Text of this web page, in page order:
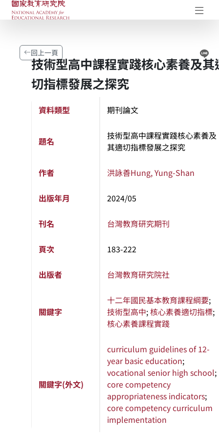
國家教育研究院-研究成果典藏庫
回上一頁
技術型高中課程實踐核心素養及其
切指標發展之探究
資料類型 期刊論文
題名
技術型高中課程實踐核心素養及
其適切指標發展之探究
作者 洪詠善Hung, Yung-Shan
出版年月 2024/05
刊名 台灣教育研究期刊
頁次 183-222
出版者 台灣教育研究院社
關鍵字
十二年國民基本教育課程綱要;
技術型高中;核心素養適切指標;
核心素養課程實踐
關鍵字(外文)
curriculum guidelines of 12-
year basic education;
vocational senior high school;
core competency
appropriateness indicators;
core competency curriculum
implementation